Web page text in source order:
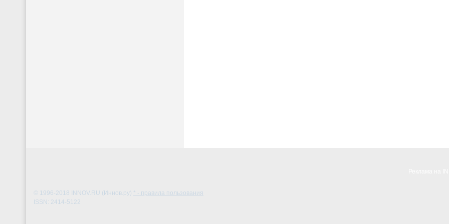
© 1996-2018 INNOV.RU (Иннов.ру) * - правила пользования
ISSN: 2414-5122